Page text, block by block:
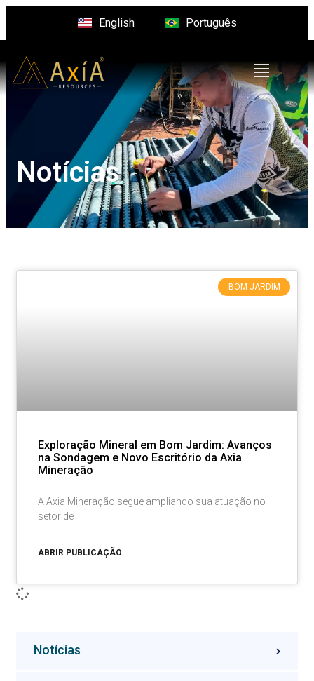
English Português
Notícias
BOM JARDIM
Exploração Mineral em Bom Jardim: Avanços
na Sondagem e Novo Escritório da Axia
Mineração
A Axia Mineração segue ampliando sua atuação no
setor de
ABRIR PUBLICAÇÃO
Notícias